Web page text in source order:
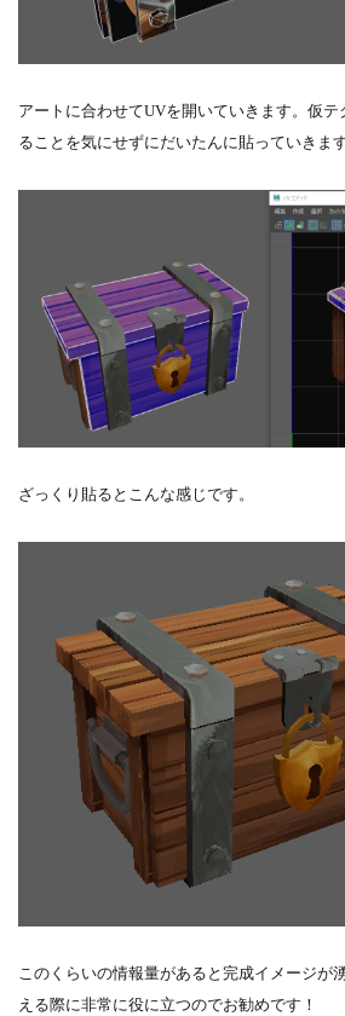
アートに合わせてUVを開いていきます。仮
ることを気にせずにだいたんに貼っていきます
ざっくり貼るとこんな感じです。
このくらいの情報量があると完成イメージが
える際に非常に役に立つのでお勧めです！